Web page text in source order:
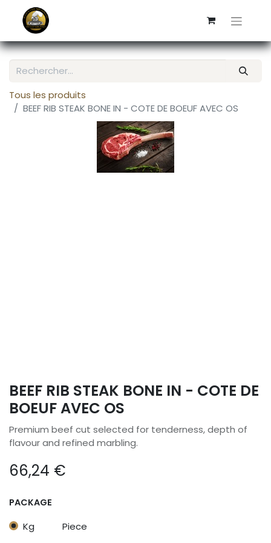
Tous les produits
BEEF RIB STEAK BONE IN - COTE DE BOEUF AVEC OS
BEEF RIB STEAK BONE IN - COTE DE
BOEUF AVEC OS
Premium beef cut selected for tenderness, depth of
flavour and refined marbling.
66,24 €
PACKAGE
Kg Piece